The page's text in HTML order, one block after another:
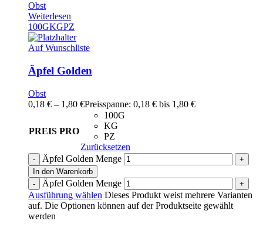
Obst
Weiterlesen
100GKGPZ
Auf Wunschliste
Äpfel Golden
Obst
0,18 € – 1,80 €Preisspanne: 0,18 € bis 1,80 €
PREIS PRO
100G
KG
PZ
Zurücksetzen
Äpfel Golden Menge
In den Warenkorb
Äpfel Golden Menge
Ausführung wählen Dieses Produkt weist mehrere Varianten
auf. Die Optionen können auf der Produktseite gewählt
werden